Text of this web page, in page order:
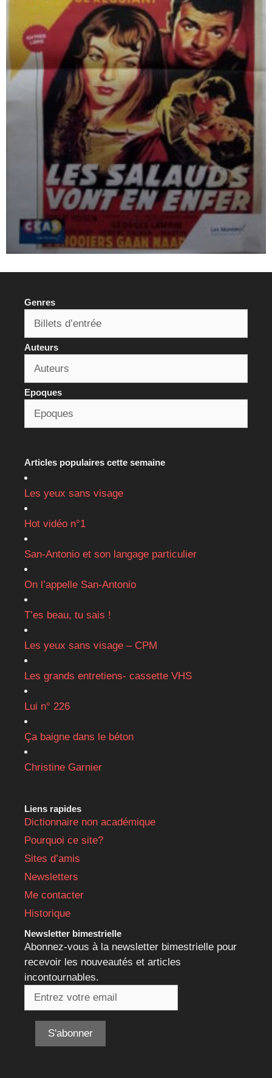
Genres
Auteurs
Epoques
Articles populaires cette semaine
Les yeux sans visage
Hot vidéo n°1
San-Antonio et son langage particulier
On l’appelle San-Antonio
T’es beau, tu sais !
Les yeux sans visage – CPM
Les grands entretiens- cassette VHS
Lui n° 226
Ça baigne dans le béton
Christine Garnier
Liens rapides
Dictionnaire non académique
Pourquoi ce site?
Sites d’amis
Newsletters
Me contacter
Historique
Newsletter bimestrielle
Abonnez-vous à la newsletter bimestrielle pour
recevoir les nouveautés et articles
incontournables.